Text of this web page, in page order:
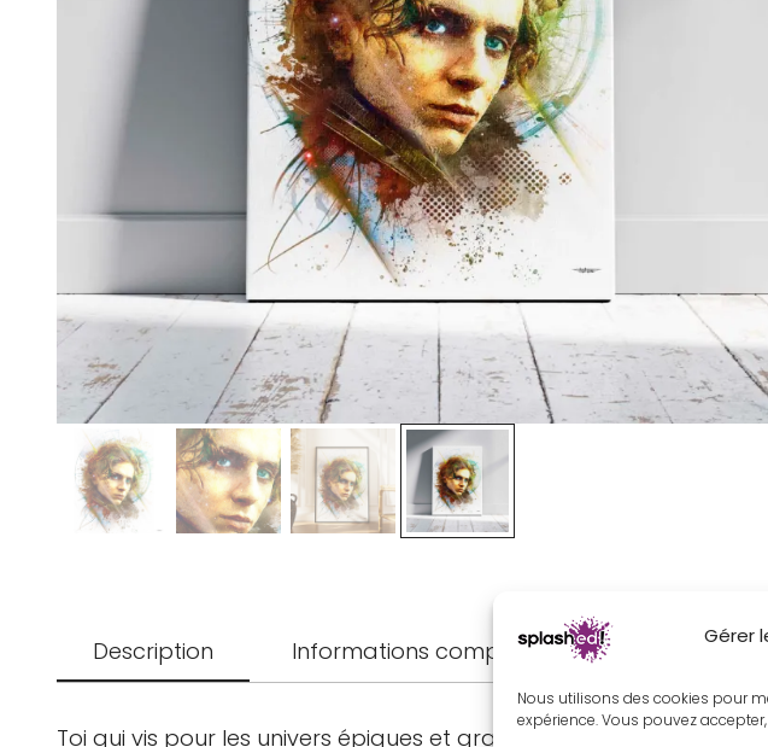
Gérer
Nous utilisons des cookies pour
expérience. Vous pouvez
Description Informations complémentaires Avis
Toi qui vis pour les univers épiques et graphiquement explosifs,